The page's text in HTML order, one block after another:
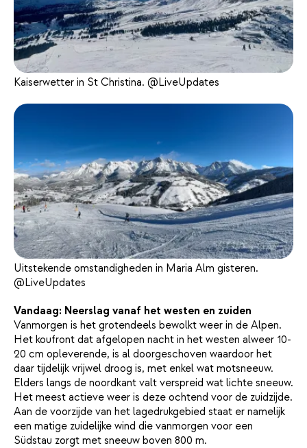
Kaiserwetter in St Christina. @LiveUpdates
Uitstekende omstandigheden in Maria Alm gisteren.
@LiveUpdates
Vandaag: Neerslag vanaf het westen en zuiden
Vanmorgen is het grotendeels bewolkt weer in de Alpen.
Het koufront dat afgelopen nacht in het westen alweer 10-
20 cm opleverende, is al doorgeschoven waardoor het
daar tijdelijk vrijwel droog is, met enkel wat motsneeuw.
Elders langs de noordkant valt verspreid wat lichte sneeuw.
Het meest actieve weer is deze ochtend voor de zuidzijde.
Aan de voorzijde van het lagedrukgebied staat er namelijk
een matige zuidelijke wind die vanmorgen voor een
Südstau zorgt met sneeuw boven 800 m.